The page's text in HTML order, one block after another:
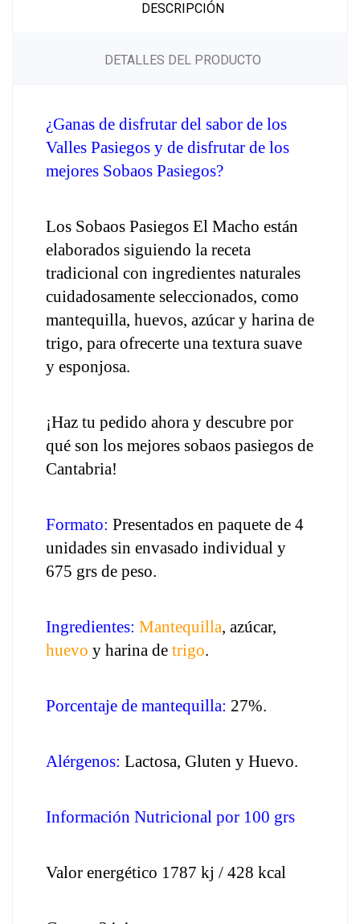
DESCRIPCIÓN
DETALLES DEL PRODUCTO
¿Ganas de disfrutar del sabor de los
Valles Pasiegos y de disfrutar de los
mejores Sobaos Pasiegos?
Los Sobaos Pasiegos El Macho están
elaborados siguiendo la receta
tradicional con ingredientes naturales
cuidadosamente seleccionados, como
mantequilla, huevos, azúcar y harina de
trigo, para ofrecerte una textura suave
y esponjosa.
¡Haz tu pedido ahora y descubre por
qué son los mejores sobaos pasiegos de
Cantabria!
Formato: Presentados en paquete de 4
unidades sin envasado individual y
675 grs de peso.
Ingredientes: Mantequilla
huevo y harina de trigo.
Porcentaje de mantequilla: 27%.
Alérgenos: Lactosa, Gluten y Huevo.
Información Nutricional por 100 grs
Valor energético 1787 kj / 428 kcal